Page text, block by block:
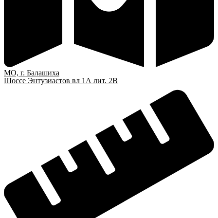
МО, г. Балашиха
Шоссе Энтузиастов вл 1А лит. 2В